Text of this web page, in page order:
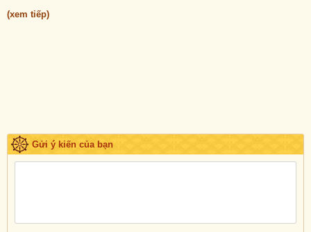
(xem tiếp)
Gửi ý kiến của bạn